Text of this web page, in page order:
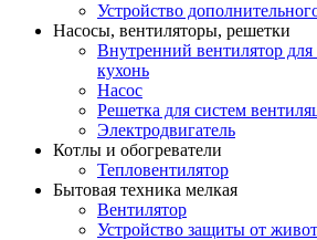
Устройство
Насосы, вентиляторы, решетки
Внутренний вентилятор
кухонь
Насос
Решетка для систем
Электродвигатель
Котлы и обогреватели
Тепловентилятор
Бытовая техника мелкая
Вентилятор
Устройство защиты от